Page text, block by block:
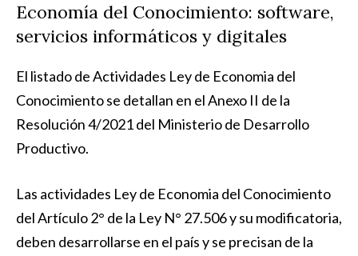
Economía del Conocimiento: software,
servicios informáticos y digitales
El listado de Actividades Ley de Economia del
Conocimiento se detallan en el Anexo II de la
Resolución 4/2021 del Ministerio de Desarrollo
Productivo.
Las actividades Ley de Economia del Conocimiento
del Artículo 2° de la Ley N° 27.506 y su modificatoria,
deben desarrollarse en el país y se precisan de la